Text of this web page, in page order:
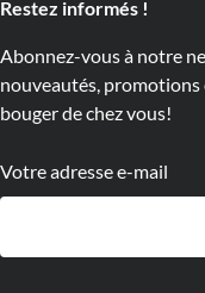
Restez informés !
Abonnez-vous à notre
nouveautés, promotions
bouger de chez vous!
Votre adresse e-mail